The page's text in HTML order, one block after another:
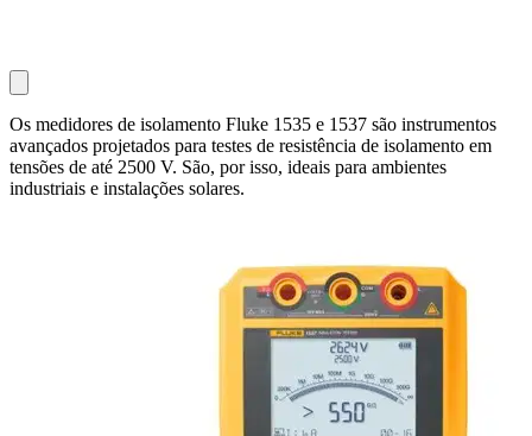
Os medidores de isolamento Fluke 1535 e 1537 são instrumentos
avançados projetados para testes de resistência de isolamento em
tensões de até 2500 V. São, por isso, ideais para ambientes
industriais e instalações solares.